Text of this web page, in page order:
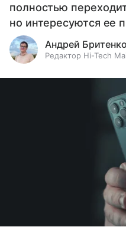
полностью
но интересуются ее
Андрей
Редактор Hi-Tech